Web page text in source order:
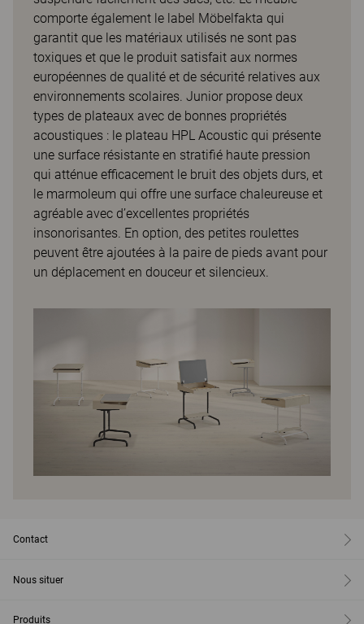
comporte également le label Möbelfakta qui
garantit que les matériaux utilisés ne sont pas
toxiques et que le produit satisfait aux normes
européennes de qualité et de sécurité relatives aux
environnements scolaires. Junior propose deux
types de plateaux avec de bonnes propriétés
acoustiques : le plateau HPL Acoustic qui présente
une surface résistante en stratifié haute pression
qui atténue efficacement le bruit des objets durs, et
le marmoleum qui offre une surface chaleureuse et
agréable avec d’excellentes propriétés
insonorisantes. En option, des petites roulettes
peuvent être ajoutées à la paire de pieds avant pour
un déplacement en douceur et silencieux.
Contact
Nous situer
Produits